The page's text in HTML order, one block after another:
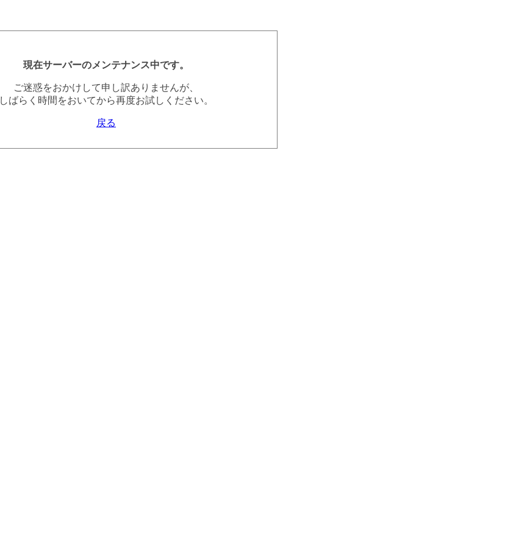
現在サーバーのメンテナンス中です。
ご迷惑をおかけして申し訳ありませんが、
しばらく時間をおいてから再度お試しください。
戻る